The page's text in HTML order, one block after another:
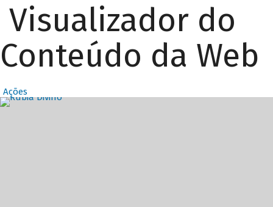
Visualizador do
Conteúdo da Web
Ações
Destaques